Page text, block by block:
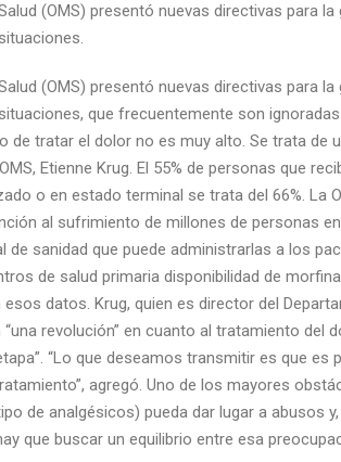
(OMS) presentó nuevas directivas
(OMS) presentó nuevas directivas
que frecuentemente son
de tratar el dolor no es muy alto. Se trata de
Etienne Krug. El 55% de personas que
o en estado terminal se trata del 66%. La
al sufrimiento de millones de personas
sanidad que puede administrarlas a los
de salud primaria disponibilidad de
datos. Krug, quien es director del
revolución” en cuanto al tratamiento
“Lo que deseamos transmitir es que
agregó. Uno de los mayores
de analgésicos) pueda dar lugar a
que buscar un equilibrio entre esa